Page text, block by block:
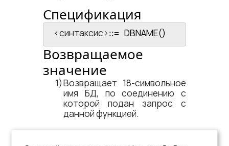
Спецификация
<​синтаксис​> ::= DBNAME()
Возвращаемое
значение
Возвращает 18-символьное
имя БД, по соединению с
которой подан запрос с
данной функцией.